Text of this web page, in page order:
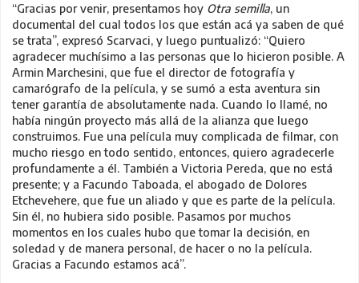
“Gracias por venir, presentamos hoy Otra semilla, un
documental del cual todos los que están acá ya saben de qué
se trata”, expresó Scarvaci, y luego puntualizó: “Quiero
agradecer muchísimo a las personas que lo hicieron posible. A
Armin Marchesini, que fue el director de fotografía y
camarógrafo de la película, y se sumó a esta aventura sin
tener garantía de absolutamente nada. Cuando lo llamé, no
había ningún proyecto más allá de la alianza que luego
construimos. Fue una película muy complicada de filmar, con
mucho riesgo en todo sentido, entonces, quiero agradecerle
profundamente a él. También a Victoria Pereda, que no está
presente; y a Facundo Taboada, el abogado de Dolores
Etchevehere, que fue un aliado y que es parte de la película.
Sin él, no hubiera sido posible. Pasamos por muchos
momentos en los cuales hubo que tomar la decisión, en
soledad y de manera personal, de hacer o no la película.
Gracias a Facundo estamos acá”.